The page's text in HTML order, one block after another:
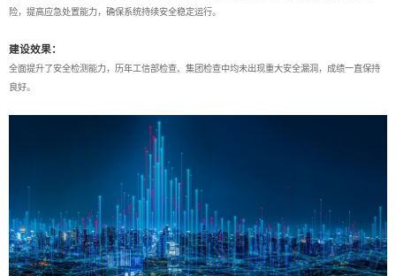
险，提高应急处置能力，确保系统持续安全稳定运行。
建设效果：
全面提升了安全检测能力，历年工信部检查、集团检查中均未出现重大安全漏洞，成绩一直保持
良好。